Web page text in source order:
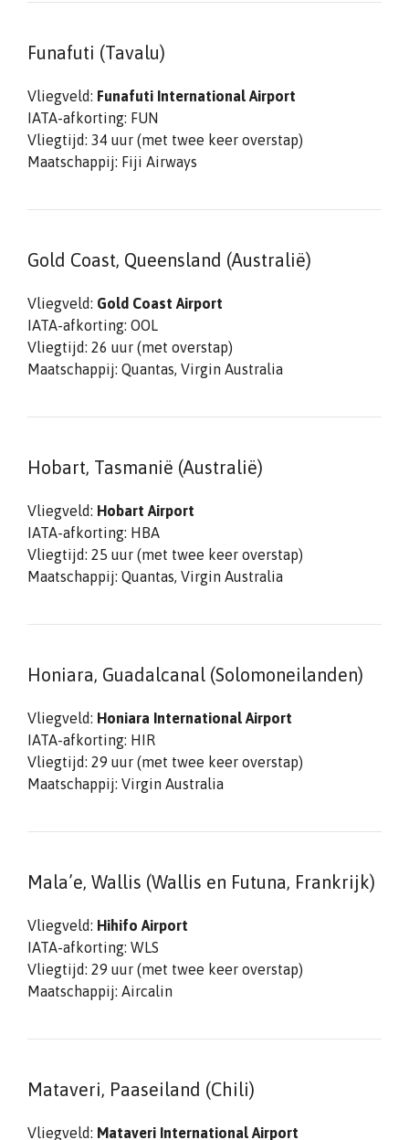
Funafuti (Tavalu)
Vliegveld: Funafuti International Airport
IATA-afkorting: FUN
Vliegtijd: 34 uur (met twee keer overstap)
Maatschappij: Fiji Airways
Gold Coast, Queensland (Australië)
Vliegveld: Gold Coast Airport
IATA-afkorting: OOL
Vliegtijd: 26 uur (met overstap)
Maatschappij: Quantas, Virgin Australia
Hobart, Tasmanië (Australië)
Vliegveld: Hobart Airport
IATA-afkorting: HBA
Vliegtijd: 25 uur (met twee keer overstap)
Maatschappij: Quantas, Virgin Australia
Honiara, Guadalcanal (Solomoneilanden)
Vliegveld: Honiara International Airport
IATA-afkorting: HIR
Vliegtijd: 29 uur (met twee keer overstap)
Maatschappij: Virgin Australia
Mala’e, Wallis (Wallis en Futuna, Frankrijk)
Vliegveld: Hihifo Airport
IATA-afkorting: WLS
Vliegtijd: 29 uur (met twee keer overstap)
Maatschappij: Aircalin
Mataveri, Paaseiland (Chili)
Vliegveld: Mataveri International Airport